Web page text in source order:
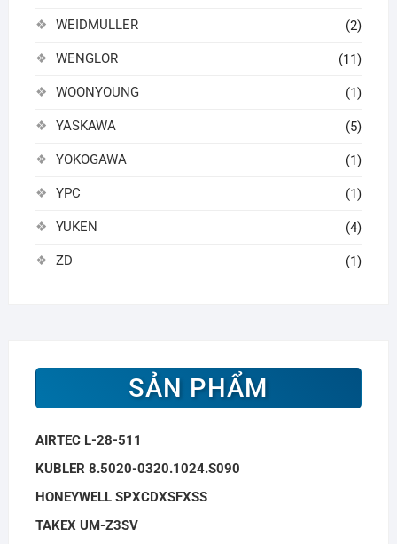
WEIDMULLER (2)
WENGLOR (11)
WOONYOUNG (1)
YASKAWA (5)
YOKOGAWA (1)
YPC (1)
YUKEN (4)
ZD (1)
SẢN PHẨM
AIRTEC L-28-511
KUBLER 8.5020-0320.1024.S090
HONEYWELL SPXCDXSFXSS
TAKEX UM-Z3SV